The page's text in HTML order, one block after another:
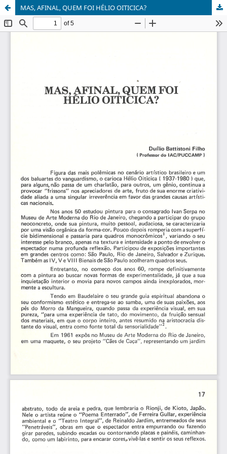
MAS, AFINAL, QUEM FOI HÉLIO OITICICA?